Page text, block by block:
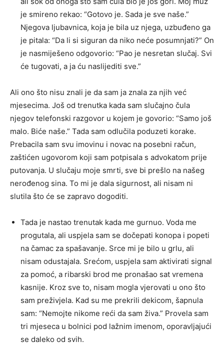
je smireno rekao: “Gotovo je. Sada je sve naše.”
Njegova ljubavnica, koja je bila uz njega, uzbuđeno ga
je pitala: “Da li si siguran da niko neće posumnjati?” On
je nasmiješeno odgovorio: “Pao je nesretan slučaj. Svi
će tugovati, a ja ću naslijediti sve.”
Ali ono što nisu znali je da sam ja znala za njih već
mjesecima. Još od trenutka kada sam slučajno čula
njegov telefonski razgovor u kojem je govorio: “Samo još
malo. Biće naše.” Tada sam odlučila poduzeti korake.
Prebacila sam svu imovinu i novac na posebni račun,
zaštićen ugovorom koji sam potpisala s advokatom prije
putovanja. U slučaju moje smrti, sve bi prešlo na našeg
nerođenog sina. To mi je dala sigurnost, ali nisam ni
slutila što će se zapravo dogoditi.
Tada je nastao trenutak kada me gurnuo. Voda me
progutala, ali uspjela sam se dočepati konopa i popeti
na čamac za spašavanje. Srce mi je bilo u grlu, ali
nisam odustajala. Srećom, uspjela sam aktivirati signal
za pomoć, a ribarski brod me pronašao sat vremena
kasnije. Kroz sve to, nisam mogla vjerovati u ono što
sam preživjela. Kad su me prekrili dekicom, šapnula
sam: “Nemojte nikome reći da sam živa.” Provela sam
tri mjeseca u bolnici pod lažnim imenom, oporavljajući
se daleko od svih.